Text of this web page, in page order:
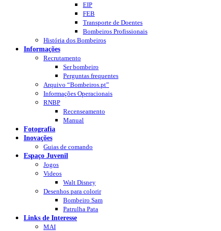
EIP
FEB
Transporte de Doentes
Bombeiros Profissionais
História dos Bombeiros
Informações
Recrutamento
Ser bombeiro
Perguntas frequentes
Arquivo “Bombeiros.pt”
Informações Operacionais
RNBP
Recenseamento
Manual
Fotografia
Inovações
Guias de comando
Espaço Juvenil
Jogos
Videos
Walt Disney
Desenhos para colorir
Bombeiro Sam
Patrulha Pata
Links de Interesse
MAI